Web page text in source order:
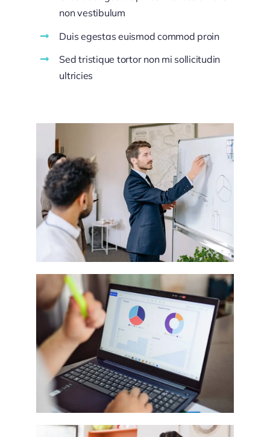
non vestibulum
Duis egestas euismod commod proin
Sed tristique tortor non mi sollicitudin
ultricies